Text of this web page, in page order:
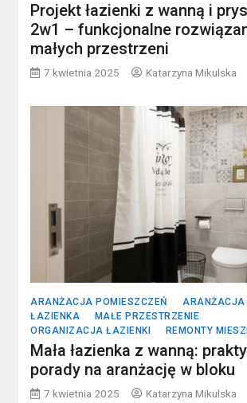
Projekt łazienki z wanną i
2w1 – funkcjonalne
małych przestrzeni
7 kwietnia 2025 Katarzyna Mikulska
ARANŻACJA POMIESZCZEŃ
ARANŻACJA
ŁAZIENKA
MAŁE PRZESTRZENIE
ORGANIZACJA ŁAZIENKI
REMONTY
Mała łazienka z wanną:
porady na aranżację w bloku
7 kwietnia 2025 Katarzyna Mikulska